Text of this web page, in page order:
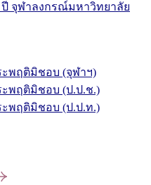
ปี จุฬาลงกรณ์มหาวิทยาลัย
ะพฤติมิชอบ (จุฬาฯ)
ะพฤติมิชอบ (ป.ป.ช.)
ะพฤติมิชอบ (ป.ป.ท.)